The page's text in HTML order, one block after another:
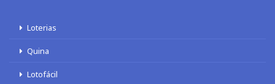
Loterias
Quina
Lotofácil